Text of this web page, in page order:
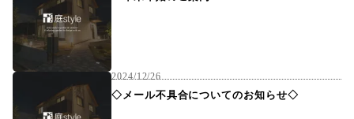
2024/12/26
◇メール不具合についてのお知らせ◇